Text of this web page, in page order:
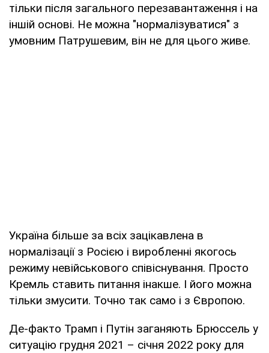
тільки після загального перезавантаження і на
іншій основі. Не можна "нормалізуватися" з
умовним Патрушевим, він не для цього живе.
Україна більше за всіх зацікавлена в
нормалізації з Росією і виробленні якогось
режиму невійськового співіснування. Просто
Кремль ставить питання інакше. І його можна
тільки змусити. Точно так само і з Європою.
Де-факто Трамп і Путін заганяють Брюссель у
ситуацію грудня 2021 – січня 2022 року для